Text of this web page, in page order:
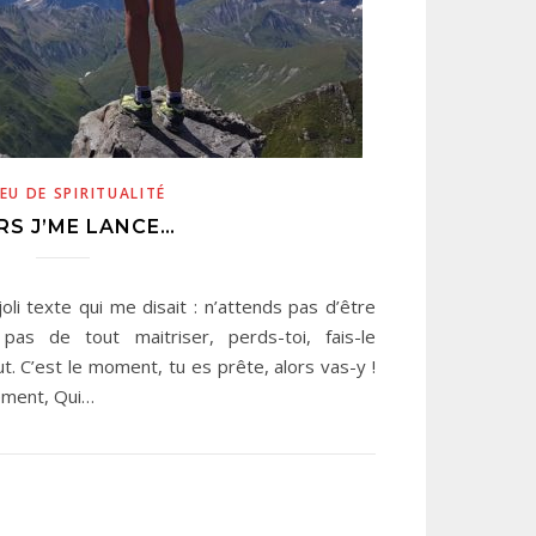
DE SPIRITUALITÉ
J’ME LANCE…
texte qui me disait : n’attends pas d’être
de tout maitriser, perds-toi, fais-le
C’est le moment, tu es prête, alors vas-y !
Qui…